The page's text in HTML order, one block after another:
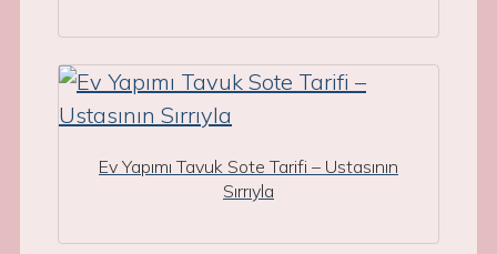
Ev Yapımı Tavuk Sote Tarifi – Ustasının
Sırrıyla